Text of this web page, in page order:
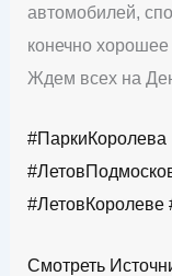
автомобилей,
конечно
Ждем всех на
#ПаркиКоролева
#ЛетовКоролеве
Смотреть